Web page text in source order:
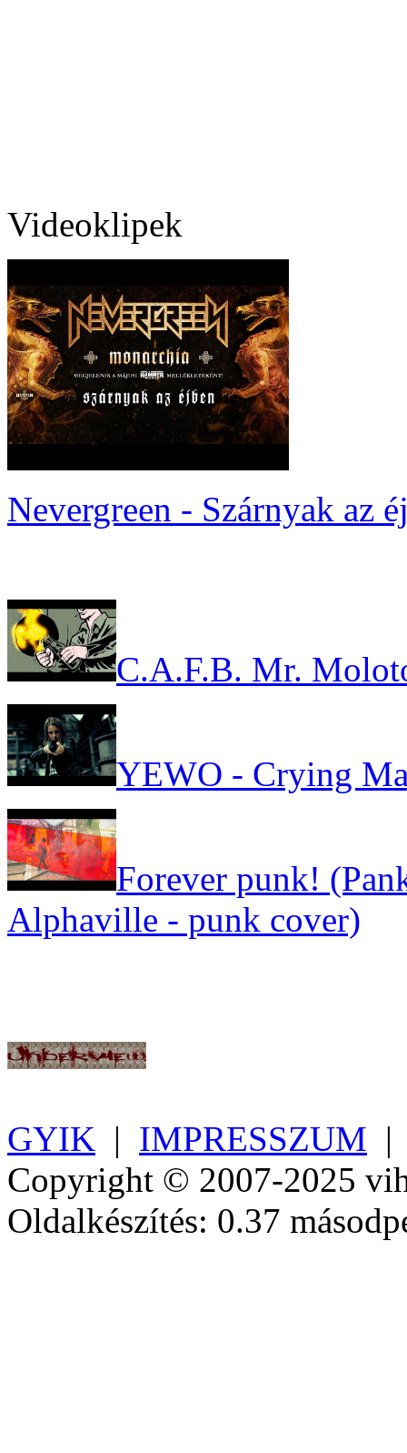
Videoklipek
Nevergreen - Szárnyak az
C.A.F.B. Mr.
YEWO - Crying
Forever punk!
Alphaville - punk cover)
GYIK | IMPRESSZUM
Copyright © 2007-2025
Oldalkészítés: 0.37